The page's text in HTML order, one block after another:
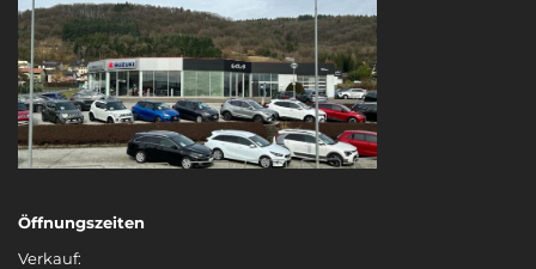
Öffnungszeiten
Verkauf: